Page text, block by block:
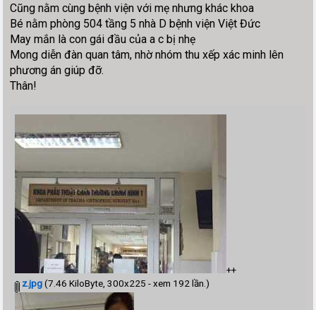
Cũng nằm cùng bệnh viện với mẹ nhưng khác khoa
Bé nằm phòng 504 tầng 5 nhà D bệnh viện Việt Đức
May mắn là con gái đầu của a c bị nhẹ
Mong diễn đàn quan tâm, nhờ nhóm thu xếp xác minh lên
phương án giúp đỡ.
Thân!
++
z.jpg(7.46 KiloByte, 300x225 - xem 192 lần.)